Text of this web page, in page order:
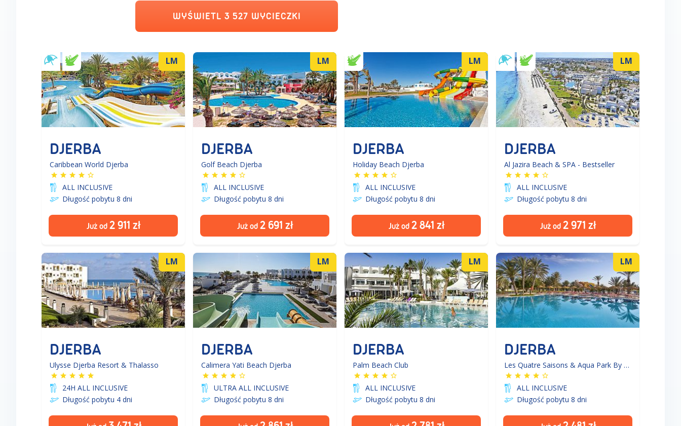
WYŚWIETL 3 527 WYCIECZKI
LM
DJERBA
Caribbean World Djerba
ALL INCLUSIVE
Długość pobytu 8 dni
Już od 2 911 zł
LM
DJERBA
Golf Beach Djerba
ALL INCLUSIVE
Długość pobytu 8 dni
Już od 2 691 zł
LM
DJERBA
Holiday Beach Djerba
ALL INCLUSIVE
Długość pobytu 8 dni
Już od 2 841 zł
LM
DJERBA
Al Jazira Beach & SPA - Bestseller
ALL INCLUSIVE
Długość pobytu 8 dni
Już od 2 971 zł
LM
DJERBA
Ulysse Djerba Resort & Thalasso
24H ALL INCLUSIVE
Długość pobytu 4 dni
LM
DJERBA
Calimera Yati Beach Djerba
ULTRA ALL INCLUSIVE
Długość pobytu 8 dni
LM
DJERBA
Palm Beach Club
ALL INCLUSIVE
Długość pobytu 8 dni
LM
DJERBA
Les Quatre Saisons & Aqua Park By Medina Hotels &
ALL INCLUSIVE
Długość pobytu 8 dni